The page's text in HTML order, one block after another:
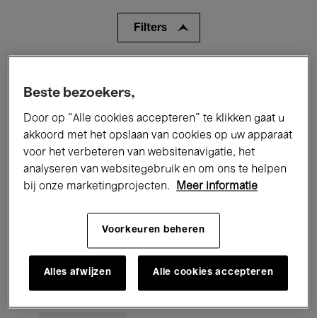
Filters
Performances Lezingen & Debatten
Jazz Klassieke Muziek Global Music
Onderwijs Rondleidingen
Beste bezoekers,
Door op “Alle cookies accepteren” te klikken gaat u
akkoord met het opslaan van cookies op uw apparaat
voor het verbeteren van websitenavigatie, het
analyseren van websitegebruik en om ons te helpen
bij onze marketingprojecten.
Meer informatie
Voorkeuren beheren
Alles afwijzen Alle cookies accepteren